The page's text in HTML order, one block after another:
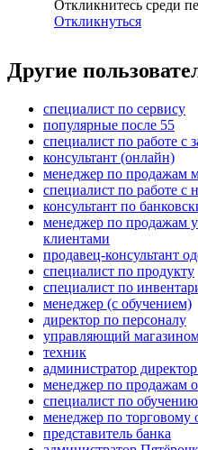
Откликнитесь среди
Откликнуться
Другие
специалист по сервису
популярные после 55
специалист по работе с
консультант (онлайн)
менеджер по продажам
специалист по работе с
консультант по
менеджер по продажам
клиентами
продавец-консультант
специалист по продукту
специалист по
менеджер (с обучением)
директор по персоналу
управляющий
техник
администратор
менеджер по продажам
специалист по
менеджер по торговому
представитель банка